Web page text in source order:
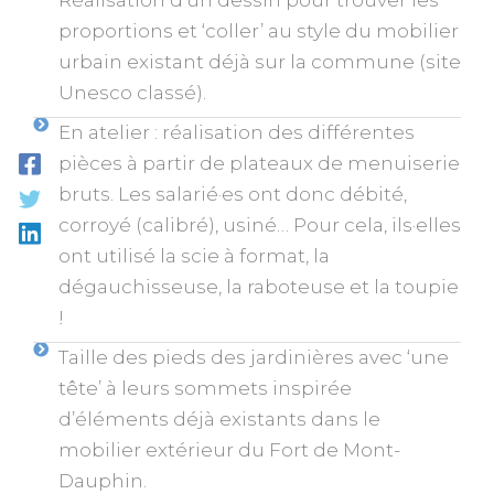
proportions et ‘coller’ au style du mobilier
urbain existant déjà sur la commune (site
Unesco classé).
En atelier : réalisation des différentes
pièces à partir de plateaux de menuiserie
bruts. Les salarié·es ont donc débité,
corroyé (calibré), usiné… Pour cela, ils·elles
ont utilisé la scie à format, la
dégauchisseuse, la raboteuse et la toupie
!
Taille des pieds des jardinières avec ‘une
tête’ à leurs sommets inspirée
d’éléments déjà existants dans le
mobilier extérieur du Fort de Mont-
Dauphin.